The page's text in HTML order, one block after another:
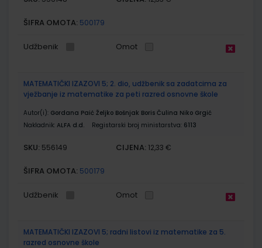
ŠIFRA OMOTA: 500179
Udžbenik Omot
MATEMATIČKI IZAZOVI 5; 2. dio, udžbenik sa zadatcima za
vježbanje iz matematike za peti razred osnovne škole
Autor(i): Gordana Paić Željko Bošnjak Boris Čulina Niko Grgić
Nakladnik: ALFA d.d. Registarski broj ministarstva: 6113
SKU: 556149 CIJENA: 12,33 €
ŠIFRA OMOTA: 500179
Udžbenik Omot
MATEMATIČKI IZAZOVI 5; radni listovi iz matematike za 5.
razred osnovne škole